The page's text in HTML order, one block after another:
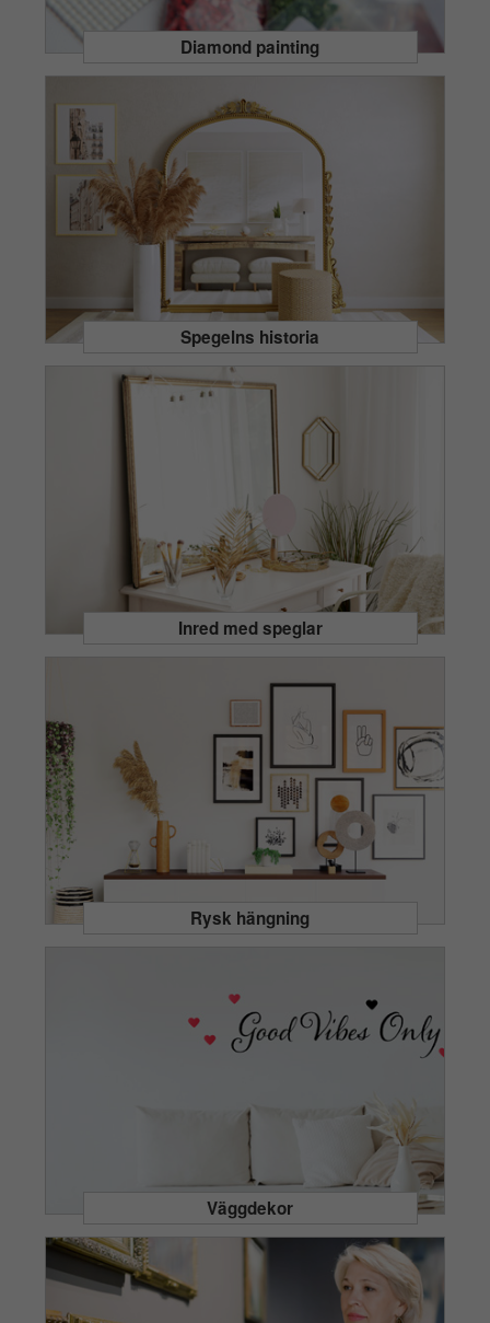
Diamond painting
Spegelns historia
Inred med speglar
Rysk hängning
Väggdekor